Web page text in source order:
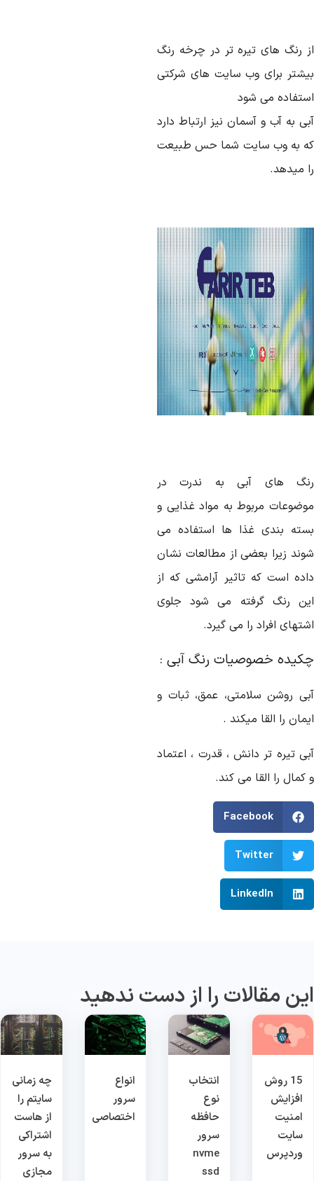
رنگ های تیره تر در چرخه رنگ
برای وب سایت های شرکتی
می شود
به آب و آسمان نیز ارتباط دارد
به وب سایت شما حس طبیعت
میدهد.
های آبی به ندرت در
مربوط به مواد غذایی و
بندی غذا ها استفاده می
زیرا بعضی از مطالعات نشان
است که تاثیر آرامشی که از
رنگ گرفته می شود جلوی
افراد را می گیرد.
خصوصیات رنگ آبی :
روشن سلامتی، عمق، ثبات و
را القا میکند .
تیره تر دانش ، قدرت ، اعتماد
کمال را القا می کند.
Facebook
Twitter
LinkedIn
مقالات را از دست ندهید
15 روش
افزایش
امنیت
سایت
وردپرس
انتخاب
نوع
حافظه
سرور
nvme
ssd
انواع
سرور
اختصاصی
چه زمانی
سایتم را
از هاست
اشتراکی
به سرور
مجازی